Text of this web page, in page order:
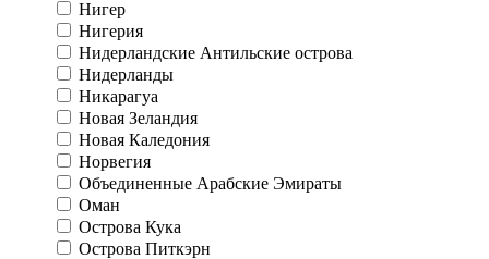
Нигер
Нигерия
Нидерландские Антильские острова
Нидерланды
Никарагуа
Новая Зеландия
Новая Каледония
Норвегия
Объединенные Арабские Эмираты
Оман
Острова Кука
Острова Питкэрн